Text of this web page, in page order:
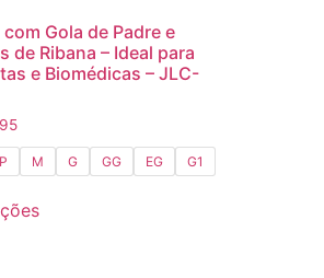
Gola de Padre e
de Ribana – Ideal para
e Biomédicas – JLC-
P M G GG EG G1